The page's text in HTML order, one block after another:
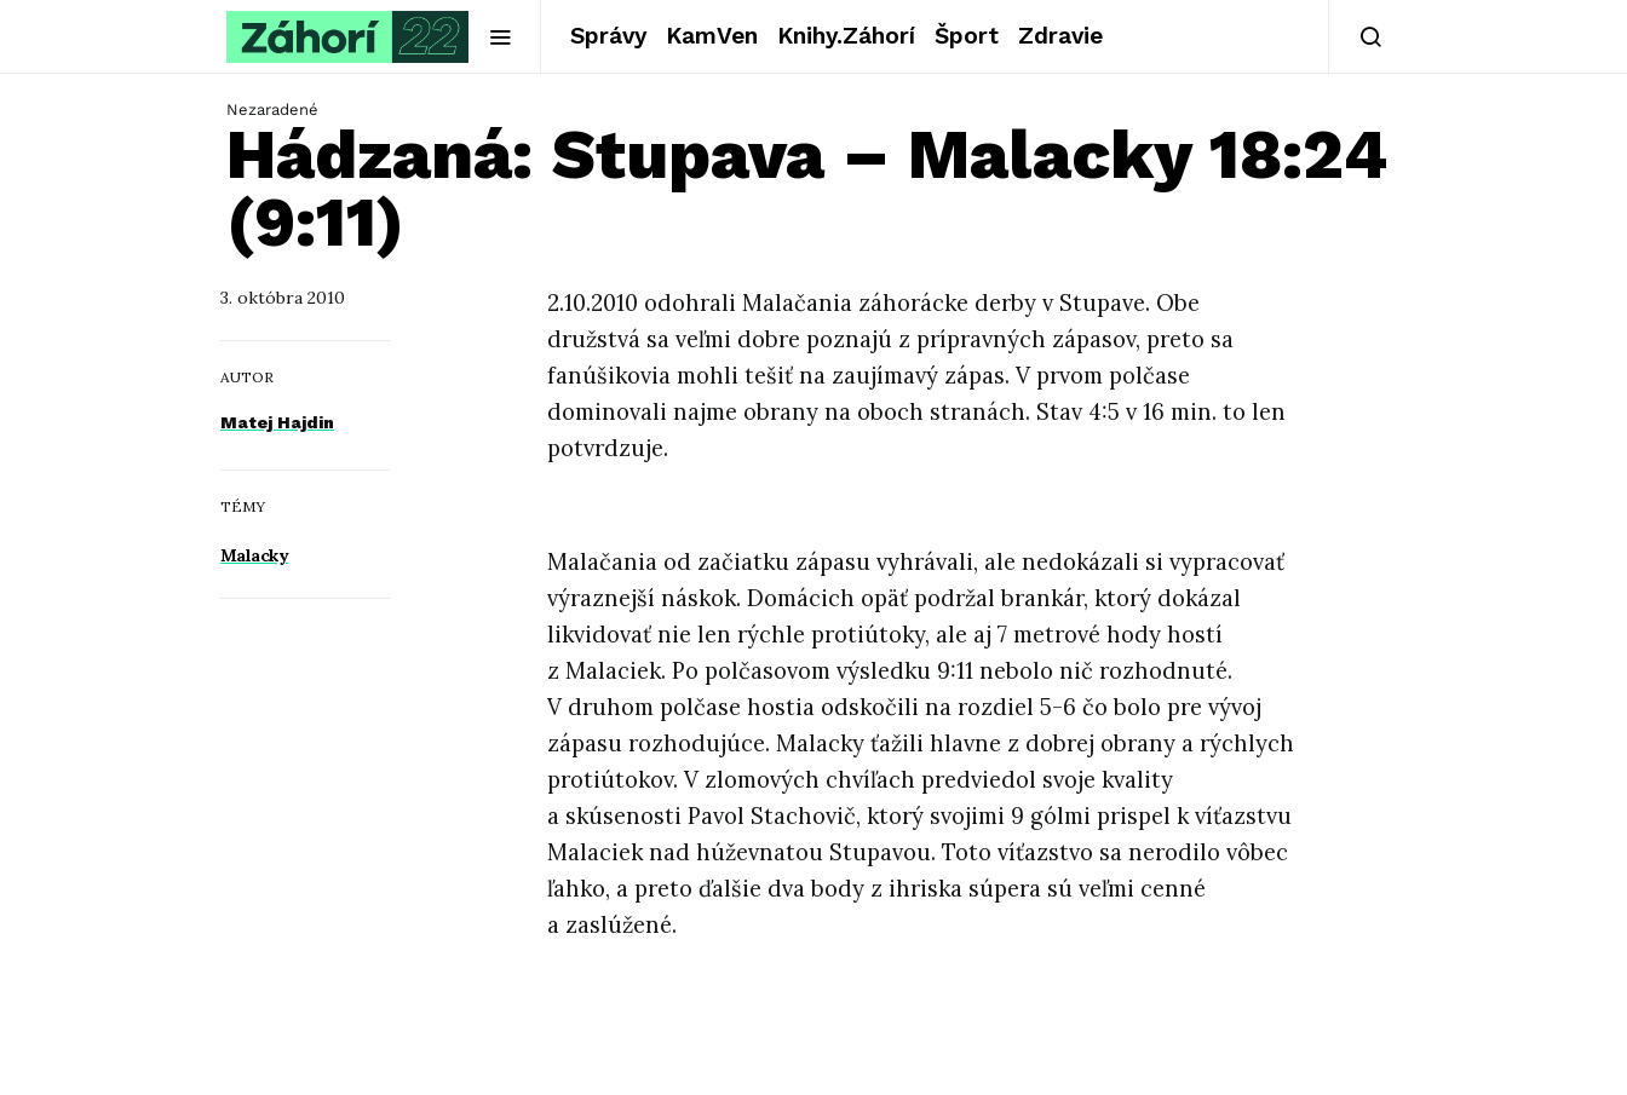
Správy KamVen Knihy.Záhorí Šport Zdravie
Nezaradené
Hádzaná: Stupava – Malacky 18:24
(9:11)
3. októbra 2010
AUTOR
Matej Hajdin
TÉMY
Malacky
2.10.2010 odohrali Malačania záhorácke derby v Stupave. Obe
družstvá sa veľmi dobre poznajú z prípravných zápasov, preto sa
fanúšikovia mohli tešiť na zaujímavý zápas. V prvom polčase
dominovali najme obrany na oboch stranách. Stav 4:5 v 16 min. to len
potvrdzuje.
Malačania od začiatku zápasu vyhrávali, ale nedokázali si vypracovať
výraznejší náskok. Domácich opäť podržal brankár, ktorý dokázal
likvidovať nie len rýchle protiútoky, ale aj 7 metrové hody hostí
z Malaciek. Po polčasovom výsledku 9:11 nebolo nič rozhodnuté.
V druhom polčase hostia odskočili na rozdiel 5-6 čo bolo pre vývoj
zápasu rozhodujúce. Malacky ťažili hlavne z dobrej obrany a rýchlych
protiútokov. V zlomových chvíľach predviedol svoje kvality
a skúsenosti Pavol Stachovič, ktorý svojimi 9 gólmi prispel k víťazstvu
Malaciek nad húževnatou Stupavou. Toto víťazstvo sa nerodilo vôbec
ľahko, a preto ďalšie dva body z ihriska súpera sú veľmi cenné
a zaslúžené.